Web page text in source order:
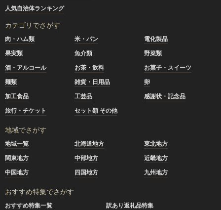
人気自治体ランキング
カテゴリでさがす
肉・ハム類 米・パン
電化製品
果実類
魚介類
野菜類
酒・アルコール
お茶・飲料
お菓子・スイーツ
麺類
雑貨・日用品
卵
加工食品
工芸品
感謝状・記念品
旅行・チケット
セット類 その他
地域でさがす
地域一覧 北海道地方
東北地方
関東地方
中部地方
近畿地方
中国地方
四国地方 九州地方
おすすめ特集でさがす
おすすめ特集一覧
訳あり返礼品特集